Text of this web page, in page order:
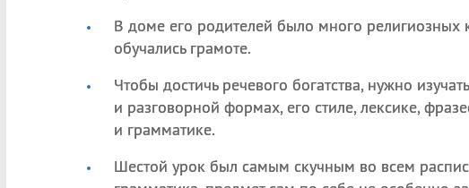
В доме его родителей было много религиозных
обучались грамоте.
Чтобы достичь речевого богатства, нужно
и разговорной формах, его стиле, лексике,
и грамматике.
Шестой урок был самым скучным во всем